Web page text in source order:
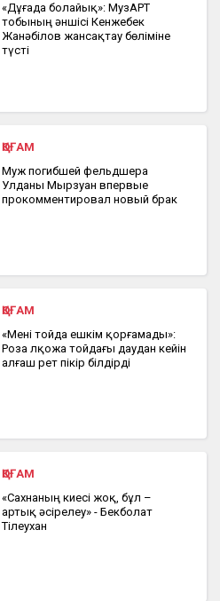
«Дұғада болайық»: МузАРТ
тобының әншісі Кенжебек
Жанәбілов жансақтау бөліміне
түсті
ҚОҒАМ
Муж погибшей фельдшера
Улданы Мырзуан впервые
прокомментировал новый брак
ҚОҒАМ
«Мені тойда ешкім қорғамады»:
Роза Әлқожа тойдағы даудан кейін
алғаш рет пікір білдірді
ҚОҒАМ
«Сахнаның киесі жоқ, бұл –
артық әсірелеу» - Бекболат
Тілеухан